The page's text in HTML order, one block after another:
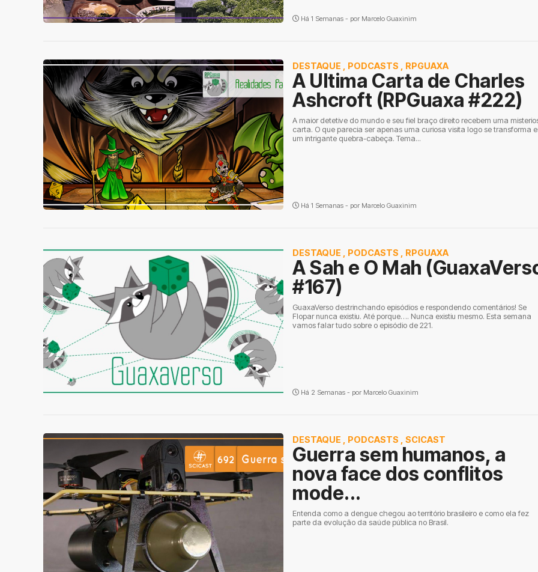
Há 1 Semanas - por Marcelo Guaxinim
DESTAQUE PODCASTS RPGUAXA
A Ultima Carta de Charles
Ashcroft (RPGuaxa #222)
A maior detetive do mundo e seu fiel braço direito recebem uma
carta. O que parecia ser apenas uma curiosa visita logo se transforma
um intrigante quebra-cabeça. Tema...
Há 1 Semanas - por Marcelo Guaxinim
DESTAQUE PODCASTS RPGUAXA
A Sah e O Mah
#167)
GuaxaVerso destrinchando episódios e respondendo comentários! Se
Flopar nunca existiu. Até porque…. Nunca existiu mesmo. Esta semana
vamos falar tudo sobre o episódio de 221.
Há 2 Semanas - por Marcelo Guaxinim
DESTAQUE PODCASTS SCICAST
Guerra sem humanos, a
nova face dos conflitos
mode...
Entenda como a dengue chegou ao território brasileiro e como ela fez
parte da evolução da saúde pública no Brasil.